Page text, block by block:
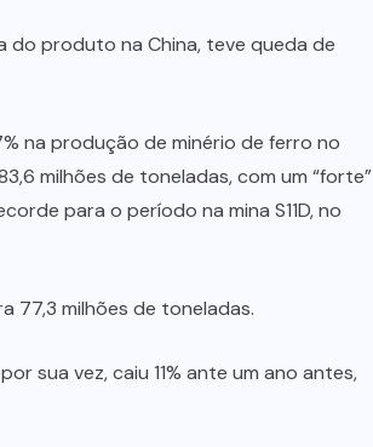
produto na China, teve queda de
na produção de minério de ferro no
milhões de toneladas, com um “forte”
para o período na mina S11D, no
77,3 milhões de toneladas.
sua vez, caiu 11% ante um ano antes,